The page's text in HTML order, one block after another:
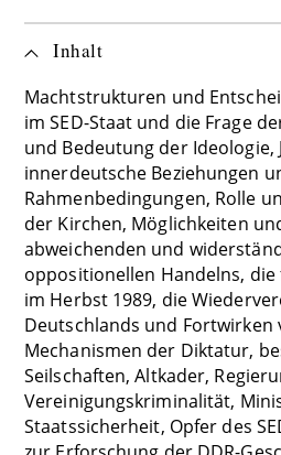
Inhalt
Machtstrukturen und
im SED-Staat und die Frage
und Bedeutung der Ideologie,
innerdeutsche Beziehungen
Rahmenbedingungen, Rolle
der Kirchen, Möglichkeiten
abweichenden und
oppositionellen Handelns,
im Herbst 1989, die
Deutschlands und
Mechanismen der Diktatur,
Seilschaften, Altkader,
Vereinigungskriminalität,
Staatssicherheit, Opfer des